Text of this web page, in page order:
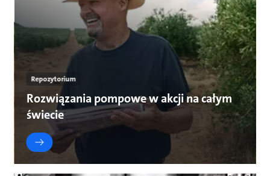
Repozytorium
Rozwiązania pompowe w akcji na całym
świecie